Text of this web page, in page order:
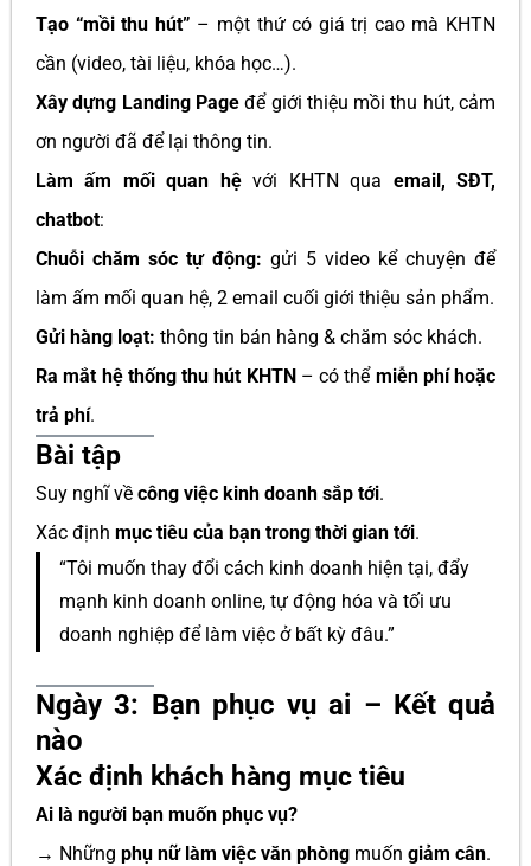
Tạo “mồi thu hút” – một thứ có giá trị cao mà KHTN
cần (video, tài liệu, khóa học…).
Xây dựng Landing Pageđể giới thiệu mồi thu hút, cảm
ơn người đã để lại thông tin.
Làm ấm mối quan hệvới KHTN qua email, SĐT,
chatbot:
Chuỗi chăm sóc tự động: gửi 5 video kể chuyện để
làm ấm mối quan hệ, 2 email cuối giới thiệu sản phẩm.
Gửi hàng loạt: thông tin bán hàng & chăm sóc khách.
Ra mắt hệ thống thu hút KHTN– có thể miễn phí hoặc
trả phí.
Bài tập
Suy nghĩ về công việc kinh doanh sắp tới.
Xác định mục tiêu của bạn trong thời gian tới.
“Tôi muốn thay đổi cách kinh doanh hiện tại, đẩy
mạnh kinh doanh online, tự động hóa và tối ưu
doanh nghiệp để làm việc ở bất kỳ đâu.”
Ngày 3: Bạn phục vụ ai – Kết quả
nào
Xác định khách hàng mục tiêu
Ai là người bạn muốn phục vụ?
→ Những phụ nữ làm việc văn phòng muốn giảm cân.